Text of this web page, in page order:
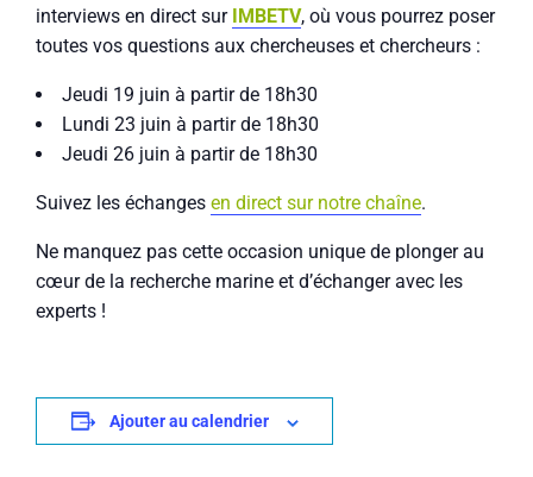
interviews en direct sur IMBETV, où vous pourrez poser
toutes vos questions aux chercheuses et chercheurs :
Jeudi 19 juin à partir de 18h30
Lundi 23 juin à partir de 18h30
Jeudi 26 juin à partir de 18h30
Suivez les échanges en direct sur notre chaîne.
Ne manquez pas cette occasion unique de plonger au
cœur de la recherche marine et d’échanger avec les
experts !
Ajouter au calendrier